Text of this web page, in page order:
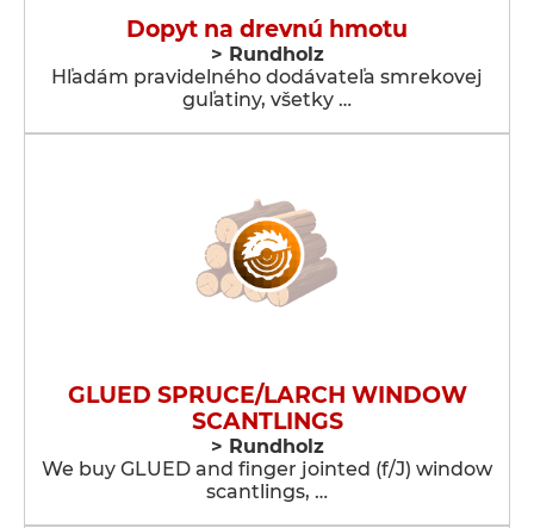
Dopyt na drevnú hmotu
> Rundholz
Hľadám pravidelného dodávateľa smrekovej
guľatiny, všetky …
GLUED SPRUCE/LARCH WINDOW
SCANTLINGS
> Rundholz
We buy GLUED and finger jointed (f/J) window
scantlings, …